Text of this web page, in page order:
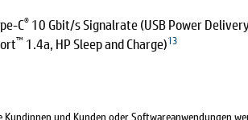
C® 10 Gbit/s Signalrate (USB Power
™ 1.4a, HP Sleep and Charge)13
und Kunden oder Softwareanwendungen